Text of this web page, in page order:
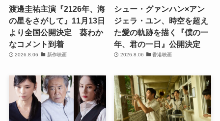
渡邊圭祐主演『2126年、海
の星をさがして』11月13日
より全国公開決定 葵わか
なコメント到着
2026.8.06 新作映画
シュー・グァンハン×アン
ジェラ・ユン、時空を超え
た愛の軌跡を描く『僕の一
年、君の一日』公開決定
2026.8.06 香港映画